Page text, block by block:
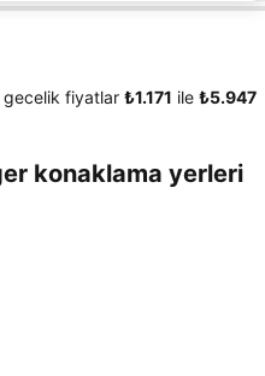
gecelik fiyatlar ‎₺1.171 ile ‎₺5.947
konaklama yerleri